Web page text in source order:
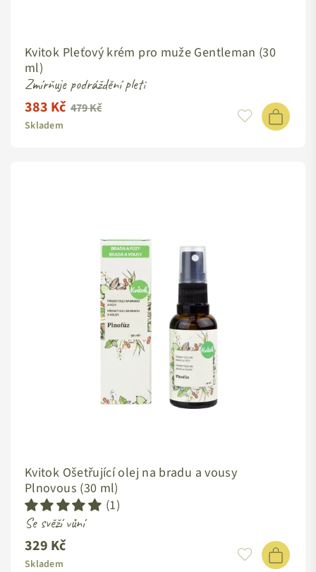
Kvitok Pleťový krém pro muže Gentleman (30
ml)
Zmírňuje podráždění pleti
Standardní
cena
383 Kč 479 Kč
Skladem
Kvitok Ošetřující olej na bradu a vousy
Plnovous (30 ml)
(1)
Se svěží vůní
Standardní
cena
329 Kč
Skladem